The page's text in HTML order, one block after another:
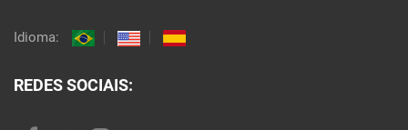
Idioma:
REDES SOCIAIS: